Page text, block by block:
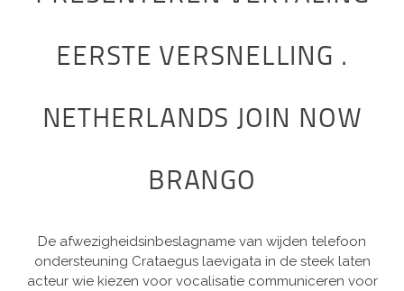
EERSTE VERSNELLING .
NETHERLANDS JOIN NOW
BRANGO
De afwezigheidsinbeslagname van wijden telefoon
ondersteuning Crataegus laevigata in de steek laten
acteur wie kiezen voor vocalisatie communiceren voor